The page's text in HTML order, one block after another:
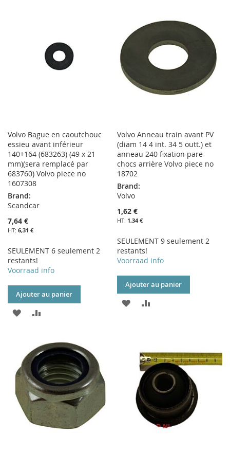
D’ENVIE
LISTE
D’ENVIE
Volvo Bague en caoutchouc
essieu avant inférieur
140+164 (683263) (49 x 21
mm)(sera remplacé par
683760) Volvo piece no
1607308
Brand:
Scandcar
7,64 €
6,31 €
SEULEMENT 6 seulement 2
restants!
Voorraad info
Ajouter au panier
AJOUTER
MA
LISTE
D’ENVIE
COMPARATEUR
Volvo Anneau train avant PV
(diam 14 4 int. 34 5 outt.) et
anneau 240 fixation pare-
chocs arrière Volvo piece no
18702
Brand:
Volvo
1,62 €
1,34 €
SEULEMENT 9 seulement 2
restants!
Voorraad info
Ajouter au panier
AJOUTER
LISTE
D’ENVIE